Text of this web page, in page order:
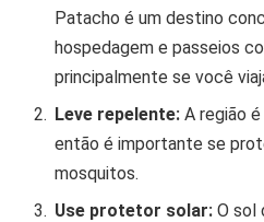
Patacho é um destino
hospedagem e passeios
principalmente se você
Leve repelente: A região
então é importante se
mosquitos.
Use protetor solar: O sol